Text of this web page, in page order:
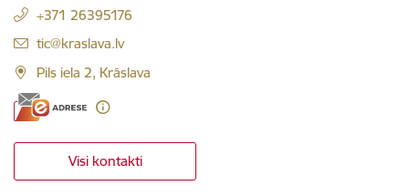
+371 26395176
E-pasts:
tic@kraslava.lv
Pils iela 2, Krāslava
Visi kontakti